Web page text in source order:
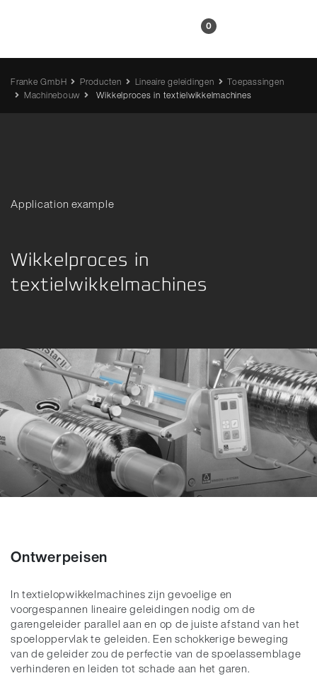
0
Franke GmbH Producten Lineaire geleidingen
Toepassingen
Machinebouw
Wikkelproces in textielwikkelmachines
Application example
Wikkelproces in
textielwikkelmachines
Ontwerpeisen
In textielopwikkelmachines zijn gevoelige en
voorgespannen lineaire geleidingen nodig om de
garengeleider parallel aan en op de juiste afstand van het
spoeloppervlak te geleiden. Een schokkerige beweging
van de geleider zou de perfectie van de spoelassemblage
verhinderen en leiden tot schade aan het garen.